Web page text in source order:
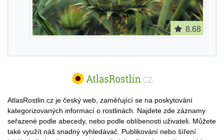
8.68
AtlasRostlin.cz je český web, zaměřující se na poskytování
kategorizovaných informací o rostlinách. Najdete zde záznamy
seřazené podle abecedy, nebo podle oblíbenosti uživateli. Můžete
také využít náš snadný vyhledávač. Publikování nebo šíření